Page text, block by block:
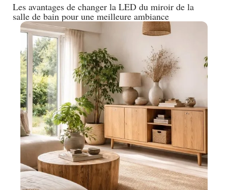
Les avantages de changer la LED du miroir de la
salle de bain pour une meilleure ambiance